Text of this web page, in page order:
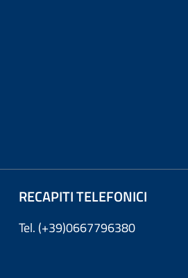
RECAPITI TELEFONICI
Tel. (+39)0667796380